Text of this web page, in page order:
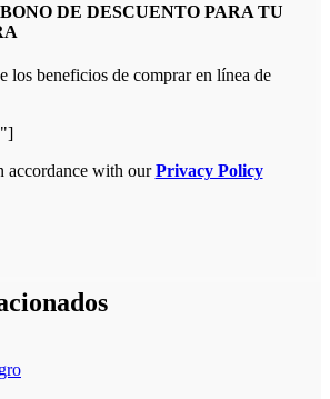
DE DESCUENTO PARA TU
los beneficios de comprar en línea de
accordance with ourPrivacy Policy